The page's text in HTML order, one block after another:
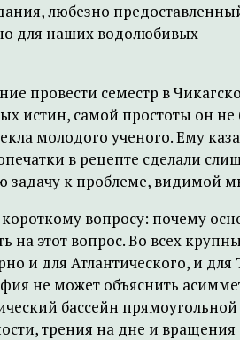
любезно
для наших водолюбивых
провести семестр в
истин, самой простоты он
молодого ученого. Ему
в рецепте сделали
задачу к проблеме,
вопросу: почему
на этот вопрос. Во всех
и для Атлантического, и
не может объяснить
бассейн
трения на дне и